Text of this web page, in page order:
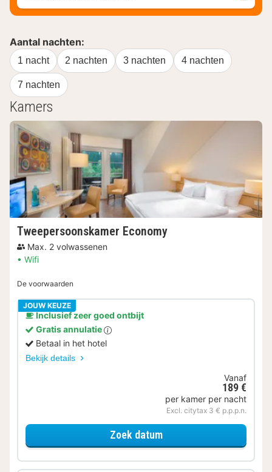
Aantal nachten:
1 nacht 2 nachten 3 nachten 4 nachten
7 nachten
Kamers
Tweepersoonskamer Economy
Max. 2 volwassenen
Wifi
De voorwaarden
JOUW KEUZE
Inclusief zeer goed ontbijt
Gratis annulatie
Betaal in het hotel
Bekijk details
Vanaf
189 €
per kamer per nacht
Excl. citytax 3 € p.p.p.n.
Zoek datumvoor